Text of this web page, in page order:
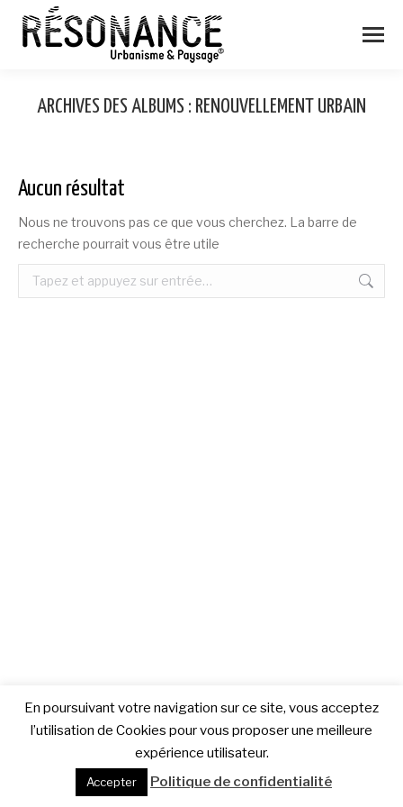
ARCHIVES DES ALBUMS : RENOUVELLEMENT URBAIN
Aucun résultat
Nous ne trouvons pas ce que vous cherchez. La barre de
recherche pourrait vous être utile
Recherche
:
En poursuivant votre navigation sur ce site, vous acceptez
l’utilisation de Cookies pour vous proposer une meilleure
expérience utilisateur.
Accepter Politique de confidentialité